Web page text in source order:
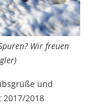
Wir freuen
und
2018